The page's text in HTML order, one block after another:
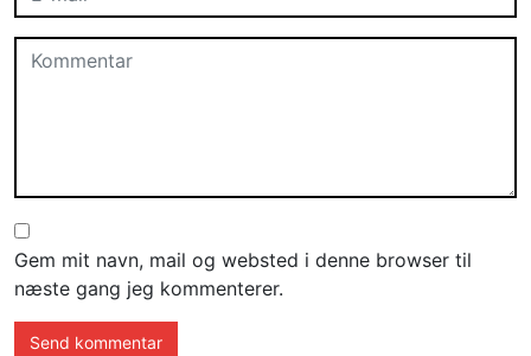
Gem mit navn, mail og websted i denne browser til
næste gang jeg kommenterer.